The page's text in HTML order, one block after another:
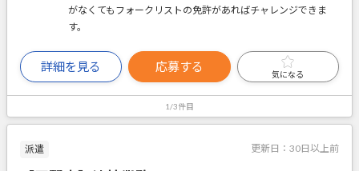
がなくてもフォークリストの免許があればチャレンジできま
す。
詳細を見る 応募する
気になる
1/3件目
派遣 更新日： 30日以上前